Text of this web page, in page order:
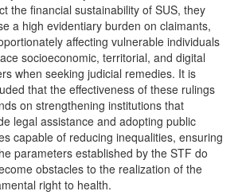
the financial sustainability of SUS, they
a high evidentiary burden on claimants,
affecting vulnerable individuals
socioeconomic, territorial, and digital
when seeking judicial remedies. It is
that the effectiveness of these rulings
on strengthening institutions that
legal assistance and adopting public
capable of reducing inequalities, ensuring
parameters established by the STF do
obstacles to the realization of the
right to health.